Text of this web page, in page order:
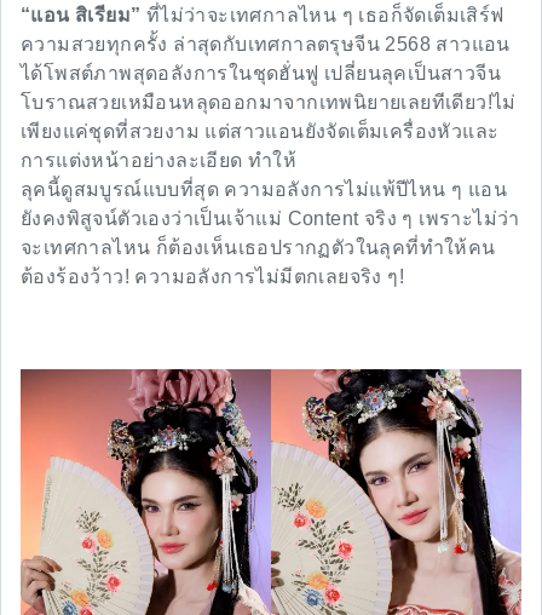
“แอน สิเรียม” ที่ไม่ว่าจะเทศกาลไหน ๆ เธอก็จัดเต็มเสิร์ฟ
ความสวยทุกครั้ง ล่าสุดกับเทศกาลตรุษจีน 2568 สาวแอน
ได้โพสต์ภาพสุดอลังการในชุดฮั่นฟู เปลี่ยนลุคเป็นสาวจีน
โบราณสวยเหมือนหลุดออกมาจากเทพนิยายเลยทีเดียว!ไม่
เพียงแค่ชุดที่สวยงาม แต่สาวแอนยังจัดเต็มเครื่องหัวและ
การแต่งหน้าอย่างละเอียด ทำให้
ลุคนี้ดูสมบูรณ์แบบที่สุด ความอลังการไม่แพ้ปีไหน ๆ แอน
ยังคงพิสูจน์ตัวเองว่าเป็นเจ้าแม่ Content จริง ๆ เพราะไม่ว่า
จะเทศกาลไหน ก็ต้องเห็นเธอปรากฏตัวในลุคที่ทำให้คน
ต้องร้องว้าว! ความอลังการไม่มีตกเลยจริง ๆ!